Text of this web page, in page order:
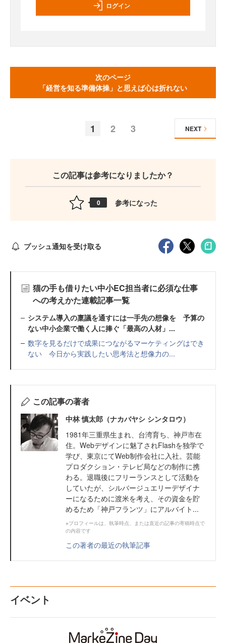
ログイン
次のページ
「経営を知る準備体操」と思えば心は折れない
1 2 3 NEXT
この記事は参考になりましたか？
0 参考になった
プッシュ通知を受け取る
猫の手も借りたい中小EC担当者に必須な仕事
への考えかた連載記事一覧
システム導入の稟議を通すには一手先の想像を 予算の
ない中小企業で働く人に捧ぐ「最高の人材」...
数字を見るだけで成果につながるマーケティングはでき
ない 今日から実践したい思考法と想像力の...
この記事の著者
中林 慎太郎（ナカバヤシ シンタロウ）
1981年三重県生まれ、台湾育ち、神戸市在
住。Webデザインに魅了されFlashを独学で
学び、東京にてWeb制作会社に入社。芸能
プロダクション・テレビ局などの制作に携
わる。退職後にフリーランスとして活動を
していたが、シルバージュエリーデザイナ
ーになるために渡米を考え、その資金を貯
めるため「神戸フランツ」にアルバイト...
※プロフィールは、執筆時点、または直近の記事の寄稿時点で
の内容です
この著者の最近の執筆記事
イベント